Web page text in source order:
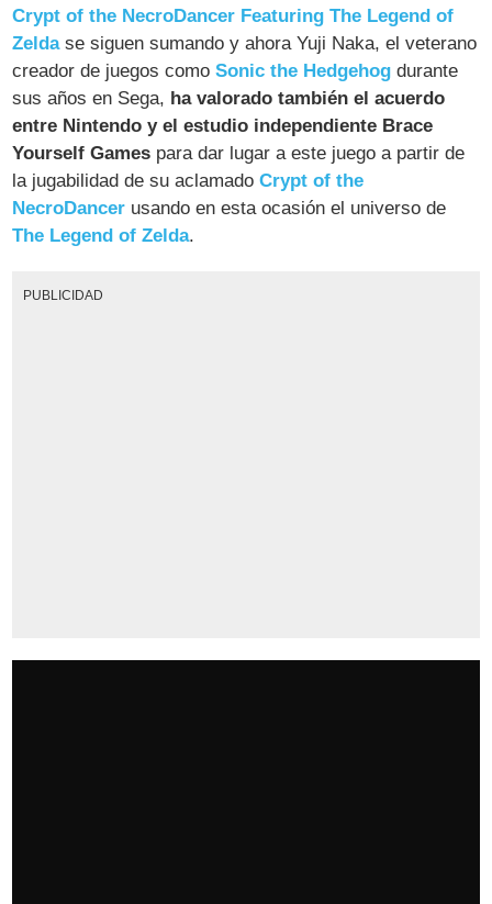
Crypt of the NecroDancer Featuring The Legend of
Zeldase siguen sumando y ahora Yuji Naka, el veterano
creador de juegos comoSonic the Hedgehog durante
sus años en Sega, ha valorado también el acuerdo
entre Nintendo y el estudio independiente Brace
Yourself Games para dar lugar a este juego a partir de
la jugabilidad de su aclamadoCrypt of the
NecroDancer usando en esta ocasión el universo de
The Legend of Zelda.
PUBLICIDAD